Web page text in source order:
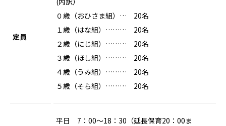
定員
０歳（おひさま組）… 20名
１歳（はな組）……… 20名
２歳（にじ組）……… 20名
３歳（ほし組）……… 20名
４歳（うみ組）……… 20名
５歳（そら組）……… 20名
平日 7：00～18：30（延長保育20：00ま